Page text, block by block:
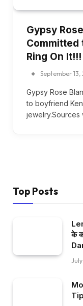
Gypsy
Committed
Ring On It!!!
September 13,
Gypsy Rose
to boyfriend
Top Posts
के